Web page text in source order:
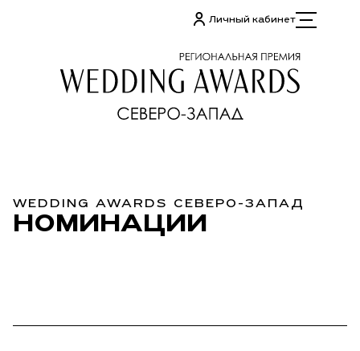
Личный кабинет
WEDDING AWARDS СЕВЕРО-ЗАПАД
НОМИНАЦИИ